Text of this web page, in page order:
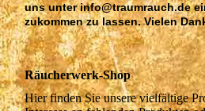
uns unter info@traumrauch.de
zukommen zu lassen. Vielen
Räucherwerk-Shop
Hier finden Sie unsere vielfältige